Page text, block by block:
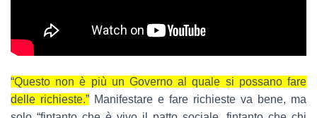
“Questo non è più un Governo al quale si possano fare
delle richieste.” Manifestare e fare richieste va bene, ma